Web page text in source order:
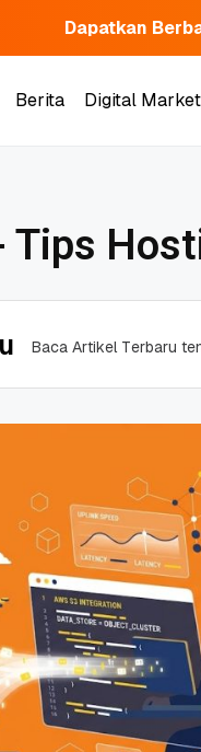
Dapatkan
Berita
Digital
Tips
Baca Artikel Terbaru te